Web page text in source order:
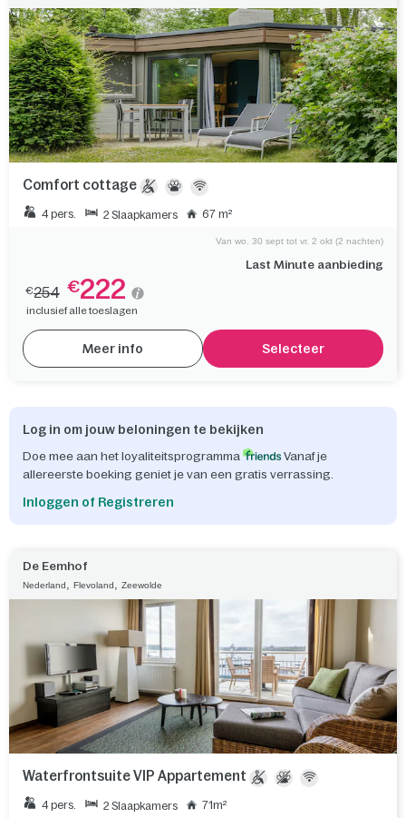
Comfort cottage
4 pers. 2 Slaapkamers 67 m²
Last Minute aanbieding
Van wo. 30 sept tot vr. 2 okt (2 nachten)
€254 €222
inclusief alle toeslagen
Meer info Selecteer
Log in om jouw beloningen te bekijken
Doe mee aan het loyaliteitsprogramma
Vanaf je
allereerste boeking geniet je van een gratis verrassing.
Inloggen of Registreren
De Eemhof
Nederland Flevoland Zeewolde
Waterfrontsuite VIP Appartement
4 pers. 2 Slaapkamers 71m²